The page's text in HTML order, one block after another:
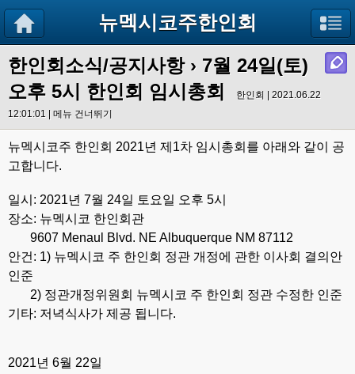
뉴멕시코주한인회
한인회소식/공지사항› 7월 24일(토)
오후 5시 한인회 임시총회
한인회 | 2021.06.22
12:01:01 | 메뉴 건너뛰기
뉴멕시코주 한인회 2021년 제1차 임시총회를 아래와 같이 공
고합니다.
일시: 2021년 7월 24일 토요일 오후 5시
장소: 뉴멕시코 한인회관
9607 Menaul Blvd. NE Albuquerque NM 87112
안건: 1) 뉴멕시코 주 한인회 정관 개정에 관한 이사회 결의안
인준
2) 정관개정위원회 뉴멕시코 주 한인회 정관 수정한 인준
기타: 저녁식사가 제공 됩니다.
2021년 6월 22일